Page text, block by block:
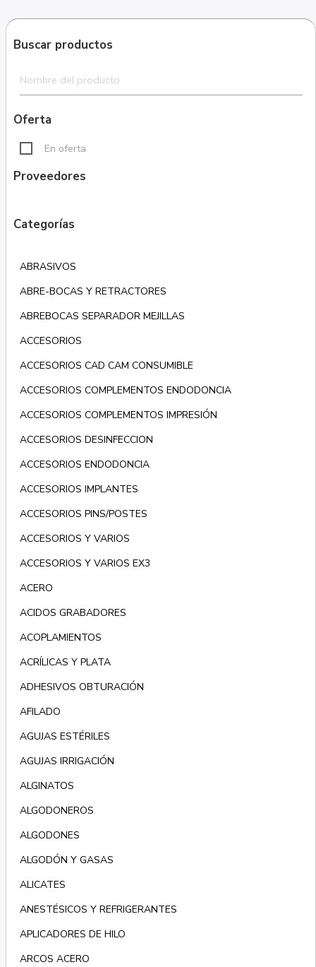
Buscar productos
Oferta
En oferta
Proveedores
Categorías
ABRASIVOS
ABRE-BOCAS Y RETRACTORES
ABREBOCAS SEPARADOR MEJILLAS
ACCESORIOS
ACCESORIOS CAD CAM CONSUMIBLE
ACCESORIOS COMPLEMENTOS ENDODONCIA
ACCESORIOS COMPLEMENTOS IMPRESIÓN
ACCESORIOS DESINFECCION
ACCESORIOS ENDODONCIA
ACCESORIOS IMPLANTES
ACCESORIOS PINS/POSTES
ACCESORIOS Y VARIOS
ACCESORIOS Y VARIOS EX3
ACERO
ACIDOS GRABADORES
ACOPLAMIENTOS
ACRÍLICAS Y PLATA
ADHESIVOS OBTURACIÓN
AFILADO
AGUJAS ESTÉRILES
AGUJAS IRRIGACIÓN
ALGINATOS
ALGODONEROS
ALGODONES
ALGODÓN Y GASAS
ALICATES
ANESTÉSICOS Y REFRIGERANTES
APLICADORES DE HILO
ARCOS ACERO